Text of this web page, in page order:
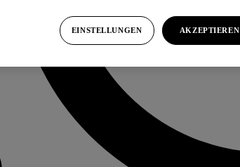
EINSTELLUNGEN AKZEPTIEREN